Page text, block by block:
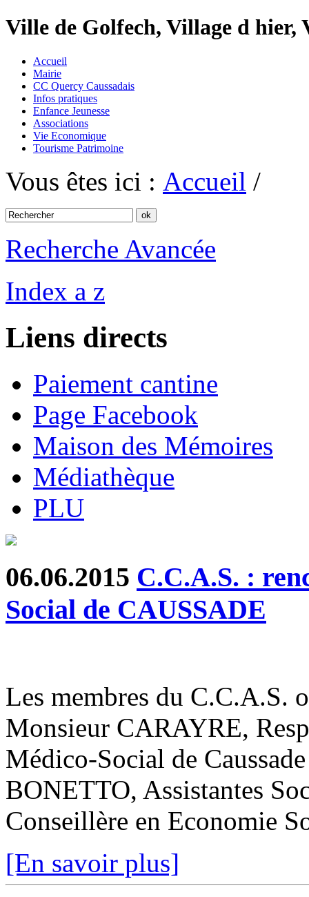
Ville de Golfech, Village d
Accueil
Mairie
CC Quercy Caussadais
Infos pratiques
Enfance Jeunesse
Associations
Vie Economique
Tourisme Patrimoine
Vous êtes ici : Accueil /
Recherche Avancée
Index a z
Liens directs
Paiement cantine
Page Facebook
Maison des Mémoires
Médiathèque
PLU
06.06.2015 C.C.A.S. :
Social de CAUSSADE
Les membres du C.C.A.S.
Monsieur CARAYRE,
Médico-Social de
BONETTO, Assistantes
Conseillère en Economie
[En savoir plus]